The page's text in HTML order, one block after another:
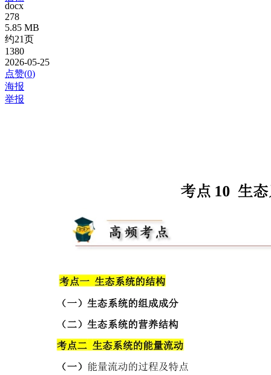
docx
278
5.85 MB
约21页
1380
2026-05-25
点赞(0)
海报
举报